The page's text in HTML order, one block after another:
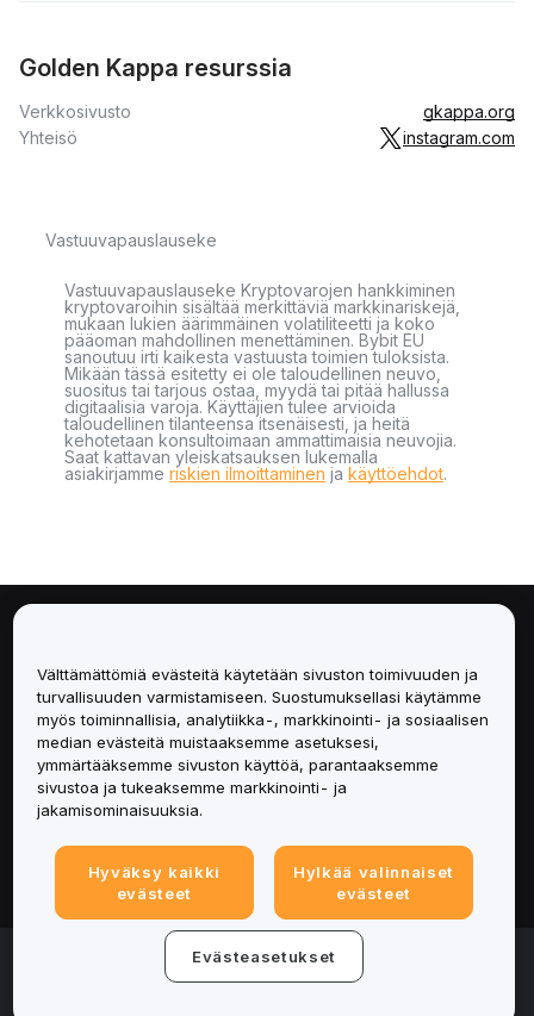
Golden Kappa resurssia
Verkkosivusto
gkappa.org
Yhteisö
instagram.com
Vastuuvapauslauseke
Vastuuvapauslauseke Kryptovarojen hankkiminen
kryptovaroihin sisältää merkittäviä markkinariskejä,
mukaan lukien äärimmäinen volatiliteetti ja koko
pääoman mahdollinen menettäminen. Bybit EU
sanoutuu irti kaikesta vastuusta toimien tuloksista.
Mikään tässä esitetty ei ole taloudellinen neuvo,
suositus tai tarjous ostaa, myydä tai pitää hallussa
digitaalisia varoja. Käyttäjien tulee arvioida
taloudellinen tilanteensa itsenäisesti, ja heitä
kehotetaan konsultoimaan ammattimaisia neuvojia.
Saat kattavan yleiskatsauksen lukemalla
asiakirjamme riskien ilmoittaminen ja käyttöehdot.
Palvelut
Tuki
Tuotteet
Lakiasiat
© 2025-2026 Bybit.eu. Kaikki oikeudet pidätetään.
Välttämättömiä evästeitä käytetään sivuston toimivuuden ja
turvallisuuden varmistamiseen. Suostumuksellasi käytämme
myös toiminnallisia, analytiikka-, markkinointi- ja sosiaalisen
median evästeitä muistaaksemme asetuksesi,
ymmärtääksemme sivuston käyttöä, parantaaksemme
sivustoa ja tukeaksemme markkinointi- ja
jakamisominaisuuksia.
Hyväksy kaikki
evästeet
Hylkää valinnaiset
evästeet
Evästeasetukset